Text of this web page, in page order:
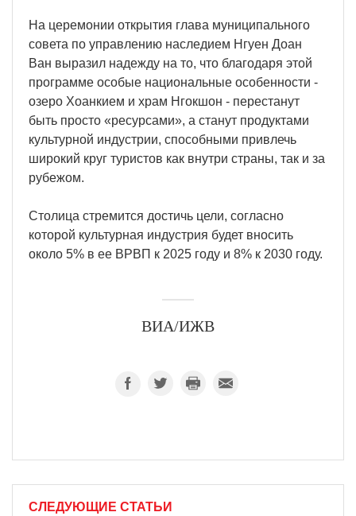
На церемонии открытия глава муниципального
совета по управлению наследием Нгуен Доан
Ван выразил надежду на то, что благодаря этой
программе особые национальные особенности -
озеро Хоанкием и храм Нгокшон - перестанут
быть просто «ресурсами», а станут продуктами
культурной индустрии, способными привлечь
широкий круг туристов как внутри страны, так и за
рубежом.
Столица стремится достичь цели, согласно
которой культурная индустрия будет вносить
около 5% в ее ВРВП к 2025 году и 8% к 2030 году.
ВИА/ИЖВ
СЛЕДУЮЩИЕ СТАТЬИ